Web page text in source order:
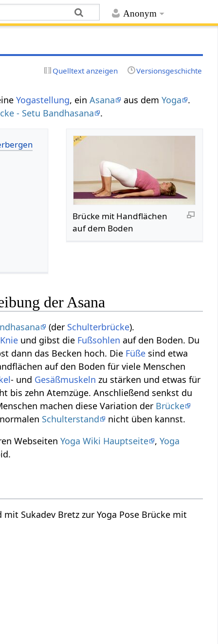
Anonym
Quelltext anzeigen Versionsgeschichte
Yogastellung, einAsana aus demYoga
.
- Setu Bandhasana .
Brücke mit Handflächen
auf dem Boden
der Asana
(der Schulterbrücke).
Knie und gibst die Fußsohlen auf den Boden. Du
dann das Becken hoch. Die Füße sind etwa
auf den Boden für viele Menschen
- und Gesäßmuskeln zu stärken und etwas für
bis zehn Atemzüge. Anschließend senkst du
machen diese Variation der Brücke
Schulterstand
nicht üben kannst.
WebseitenYoga Wiki Hauptseite ,Yoga
Sukadev Bretz zur Yoga Pose Brücke mit